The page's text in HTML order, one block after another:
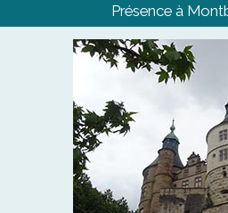
Présence à